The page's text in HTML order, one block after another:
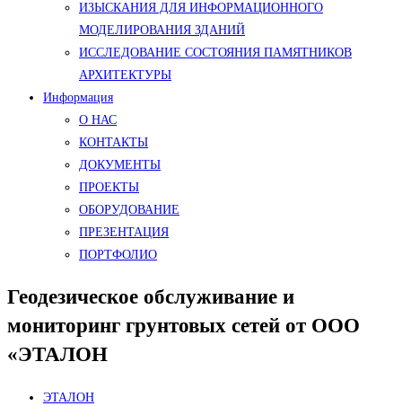
ИЗЫСКАНИЯ ДЛЯ ИНФОРМАЦИОННОГО
МОДЕЛИРОВАНИЯ ЗДАНИЙ
ИССЛЕДОВАНИЕ СОСТОЯНИЯ ПАМЯТНИКОВ
АРХИТЕКТУРЫ
Информация
О НАС
КОНТАКТЫ
ДОКУМЕНТЫ
ПРОЕКТЫ
ОБОРУДОВАНИЕ
ПРЕЗЕНТАЦИЯ
ПОРТФОЛИО
Геодезическое обслуживание и
мониторинг грунтовых сетей от ООО
«ЭТАЛОН
ЭТАЛОН